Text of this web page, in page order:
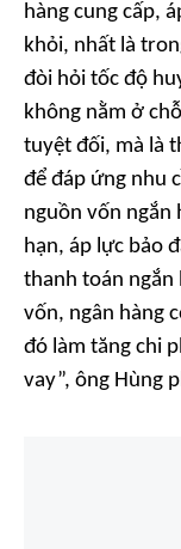
hàng cung cấp,
khỏi, nhất là
đòi hỏi tốc độ
không nằm ở
tuyệt đối, mà là
để đáp ứng nhu
nguồn vốn ngắn
hạn, áp lực bảo
thanh toán ngắn
vốn, ngân hàng
đó làm tăng chi
vay”, ông Hùng